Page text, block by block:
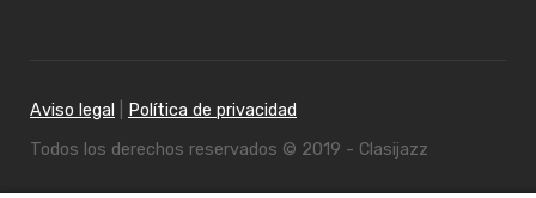
Aviso legal
Política de privacidad
Todos los derechos reservados © 2019 - Clasijazz